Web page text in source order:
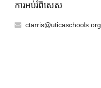
ការអប់រំពិសេស
ctarris@uticaschools.org